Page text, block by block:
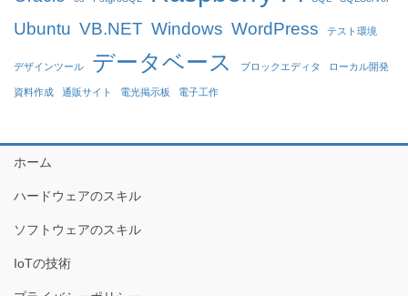
Ubuntu VB.NET Windows WordPress テスト環境
デザインツール データベース ブロックエディタ ローカル開発
資料作成 通販サイト 電光掲示板 電子工作
ホーム
ハードウェアのスキル
ソフトウェアのスキル
IoTの技術